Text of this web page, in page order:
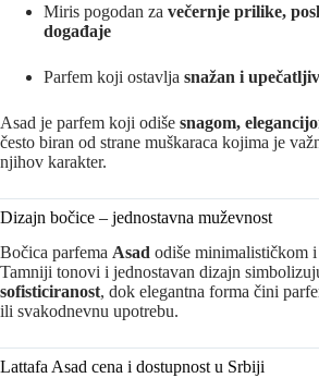
Miris pogodan za večernje prilike,
događaje
Parfem koji ostavlja snažan i
Asad je parfem koji odiše snagom,
često biran od strane muškaraca kojima je
njihov karakter.
Dizajn bočice – jednostavna muževnost
Bočica parfema Asad odiše minimalističkom
Tamniji tonovi i jednostavan dizajn
sofisticiranost, dok elegantna forma čini
ili svakodnevnu upotrebu.
Lattafa Asad cena i dostupnost u Srbiji